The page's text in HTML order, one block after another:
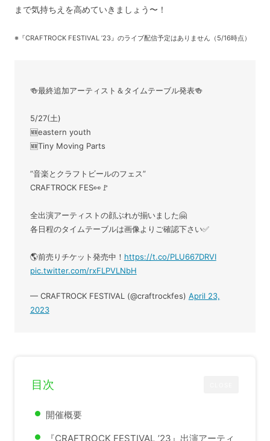
まで気持ちえを高めていきましょう〜！
※『CRAFTROCK FESTIVAL ’23』のライブ配信予定はありません（5/16時点）
🍻最終追加アーティスト＆タイムテーブル発表🍻
5/27(土)
🆕eastern youth
🆕Tiny Moving Parts
”音楽とクラフトビールのフェス”
CRAFTROCK FES👀🚩
全出演アーティストの顔ぶれが揃いました🤗
各日程のタイムテーブルは画像よりご確認下さい✅
🌎前売りチケット発売中！ https://t.co/PLU667DRVI
pic.twitter.com/rxFLPVLNbH
— CRAFTROCK FESTIVAL (@craftrockfes) April 23,
2023
目次
開催概要
『CRAFTROCK FESTIVAL ’23』出演アーティ